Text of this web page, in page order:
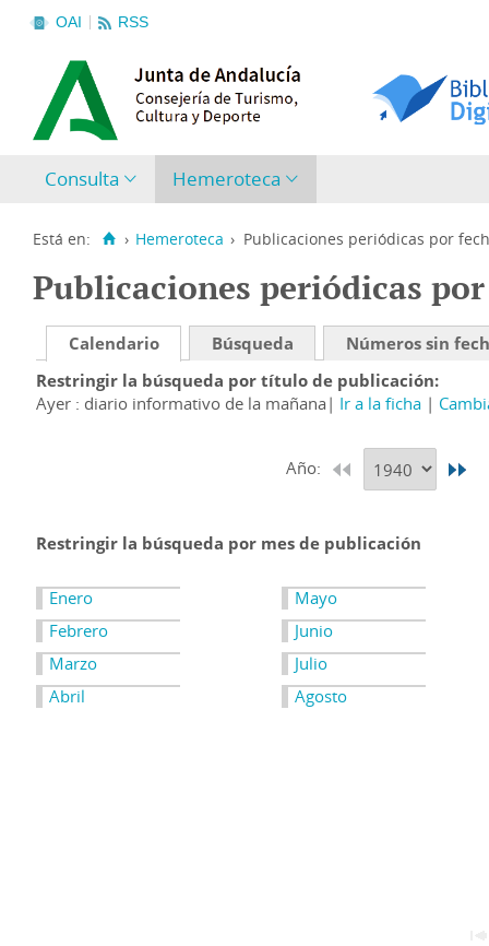
OAI RSS
Consulta Hemeroteca
Está en: › Hemeroteca › Publicaciones periódicas por
Publicaciones periódicas
Calendario Búsqueda
Números sin
Restringir la búsqueda por título de publicación
Ayer : diario informativo de la mañana
Ir a la ficha
Año:
Restringir la búsqueda por mes de publicación
Enero
Febrero
Marzo
Abril
Mayo
Junio
Julio
Agosto